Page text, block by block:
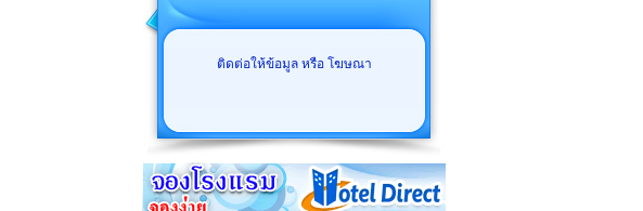
ติดต่อให้ข้อมูล หรือ โฆษณา